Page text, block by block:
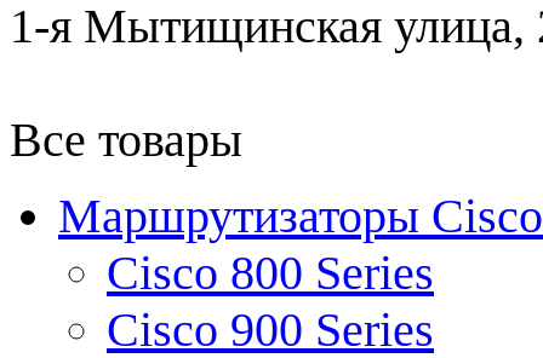
1-я Мытищинская улица,
Все товары
Маршрутизаторы Cisco
Cisco 800 Series
Cisco 900 Series